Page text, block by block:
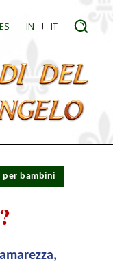
ES IN IT
per bambini